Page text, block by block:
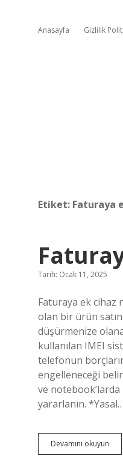
Anasayfa Gizlilik
Etiket: Faturaya
Tarih: Ocak 11, 2025
Faturaya ek cihaz
olan bir ürün satın
düşürmenize
kullanılan IMEI
telefonun
engelleneceği
ve
yararlanın. *Yasal…
Devamını okuyun
Ek